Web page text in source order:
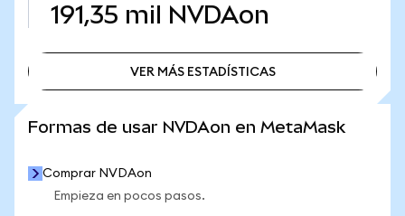
191,35 mil NVDAon
VER MÁS ESTADÍSTICAS
Formas de usar NVDAon en MetaMask
Comprar NVDAon
Empieza en pocos pasos.